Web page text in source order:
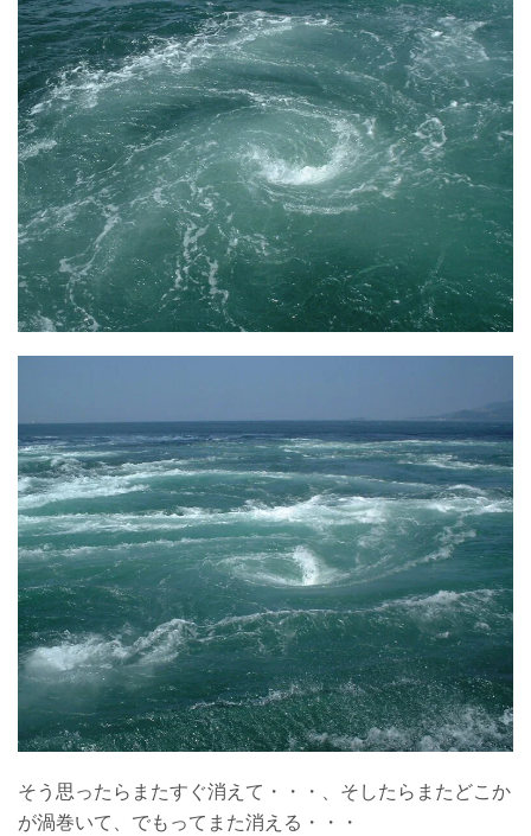
そう思ったらまたすぐ消えて・・・、そしたらまたどこか
が渦巻いて、でもってまた消える・・・